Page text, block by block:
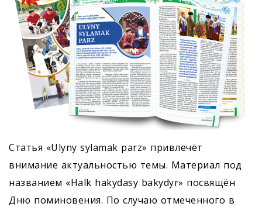
Статья «Ulyny sylamak parz» привлечёт
внимание актуальностью темы. Материал под
названием «Halk hakydasy bakydyr» посвящён
Дню поминовения. По случаю отмеченного в